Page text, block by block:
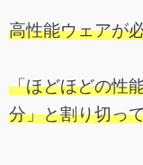
高性能ウェアが
「ほどほどの性
分」と割り切っ